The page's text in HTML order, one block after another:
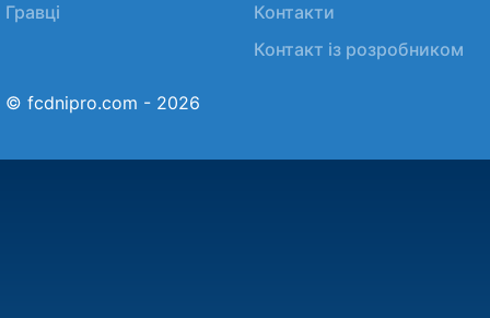
Гравці
Контакти
Контакт із розробником
© fcdnipro.com - 2026